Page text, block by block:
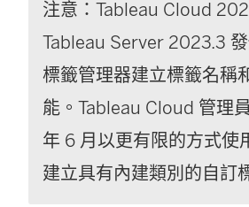
注意：Tableau Cloud
Tableau Server 2023.3
標籤管理器建立標籤名稱
能。Tableau Cloud 管理
年 6 月以更有限的方式使
建立具有內建類別的自訂